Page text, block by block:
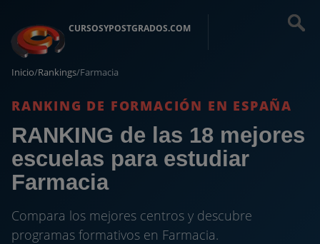
CURSOSYPOSTGRADOS.COM
Inicio/Rankings/Farmacia
RANKING DE FORMACIÓN EN ESPAÑA
RANKING de las 18 mejores
escuelas para estudiar
Farmacia
Compara los mejores centros y descubre
programas formativos en Farmacia.